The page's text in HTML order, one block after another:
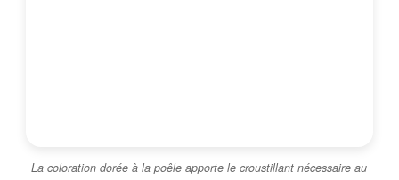
La coloration dorée à la poêle apporte le croustillant nécessaire au